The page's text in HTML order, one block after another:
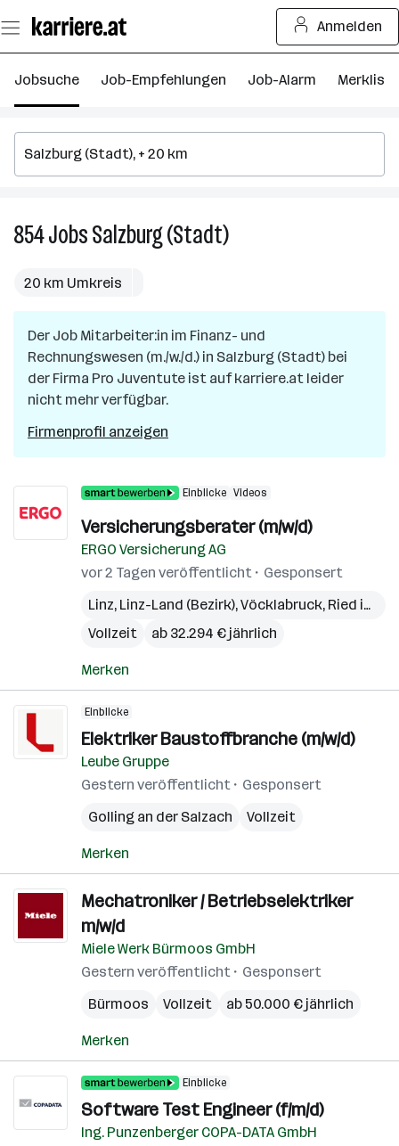
Seiteninhalt
springen
Anmelden
Jobsuche Job-Empfehlungen Job-Alarm Merkliste
854JobsSalzburg (Stadt)854
(Stadt)
20 km Umkreis
Der Job Mitarbeiter:in im Finanz- und
Rechnungswesen (m./w./d.) in Salzburg (Stadt) bei
der Firma Pro Juventute ist auf karriere.at leider
nicht mehr verfügbar.
Firmenprofil anzeigen
Einblicke Videos
Versicherungsberater (m/w/d)
ERGO Versicherung AG
vor 2 Tagen veröffentlicht
Gesponsert
Linz, Linz-Land (Bezirk),Vöcklabruck, Ried im Innkreis
Vollzeit
ab 32.294 € jährlich
Merken
Einblicke
Elektriker Baustoffbranche (m/w/d)
Leube Gruppe
Gestern veröffentlicht
Gesponsert
Golling an der Salzach
Vollzeit
Merken
Mechatroniker / Betriebselektriker
m/w/d
Miele Werk Bürmoos GmbH
Gestern veröffentlicht
Gesponsert
Bürmoos
Vollzeit ab 50.000 € jährlich
Merken
Einblicke
Software Test Engineer (f/m/d)
Ing. Punzenberger COPA-DATA GmbH